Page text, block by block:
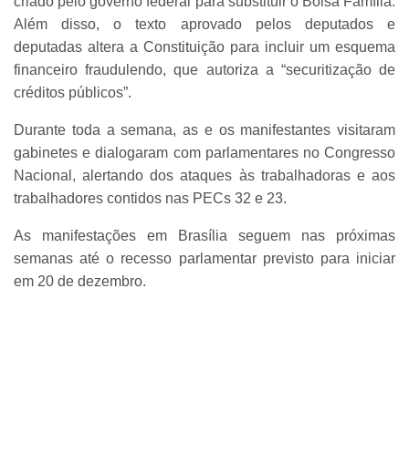
Além disso, o texto aprovado pelos deputados e
deputadas altera a Constituição para incluir um esquema
financeiro fraudulendo, que autoriza a “securitização de
créditos públicos”.
Durante toda a semana, as e os manifestantes visitaram
gabinetes e dialogaram com parlamentares no Congresso
Nacional, alertando dos ataques às trabalhadoras e aos
trabalhadores contidos nas PECs 32 e 23.
As manifestações em Brasília seguem nas próximas
semanas até o recesso parlamentar previsto para iniciar
em 20 de dezembro.